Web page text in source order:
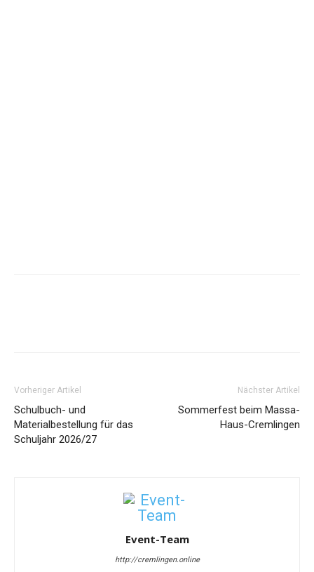
Vorheriger Artikel
Schulbuch- und
Materialbestellung für das
Schuljahr 2026/27
Nächster Artikel
Sommerfest beim Massa-
Haus-Cremlingen
Event-Team
http://cremlingen.online